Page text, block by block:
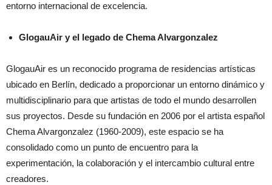
entorno internacional de excelencia.
GlogauAir y el legado de Chema Alvargonzalez
GlogauAir es un reconocido programa de residencias artísticas
ubicado en Berlín, dedicado a proporcionar un entorno dinámico y
multidisciplinario para que artistas de todo el mundo desarrollen
sus proyectos. Desde su fundación en 2006 por el artista español
Chema Alvargonzalez (1960-2009), este espacio se ha
consolidado como un punto de encuentro para la
experimentación, la colaboración y el intercambio cultural entre
creadores.